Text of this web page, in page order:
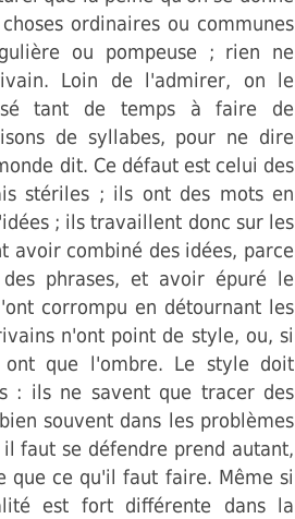
ordinaires ou communes
ou pompeuse ; rien ne
Loin de l'admirer, on le
tant de temps à faire de
de syllabes, pour ne dire
dit. Ce défaut est celui des
stériles ; ils ont des mots en
; ils travaillent donc sur les
avoir combiné des idées, parce
phrases, et avoir épuré le
corrompu en détournant les
n'ont point de style, ou, si
que l'ombre. Le style doit
: ils ne savent que tracer des
souvent dans les problèmes
faut se défendre prend autant,
que ce qu'il faut faire. Même si
est fort différente dans la